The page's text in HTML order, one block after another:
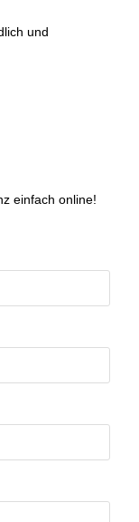
und
einfach online!